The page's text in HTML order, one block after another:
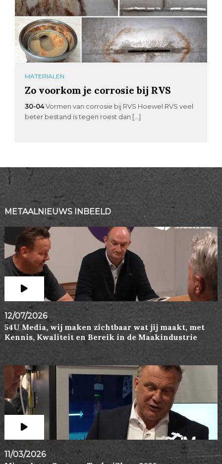
MATERIALEN
Zo voorkom je corrosie bij RVS
30-04Vormen van corrosie bij RVS Hoewel RVS veel
beter bestand is tegen roest dan […]
METAALNIEUWS INBEELD
12/07/2026
54U Media, wij maken zichtbaar wat jij maakt, met
Kennis, Kwaliteit en Bereik in de Maakindustrie
11/03/2026